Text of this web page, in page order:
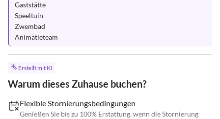
Gaststätte
Speeltuin
Zwembad
Animatieteam
Erstellt mit KI
Warum dieses Zuhause buchen?
Flexible Stornierungsbedingungen
Genießen Sie bis zu 100% Erstattung, wenn die Stornierung